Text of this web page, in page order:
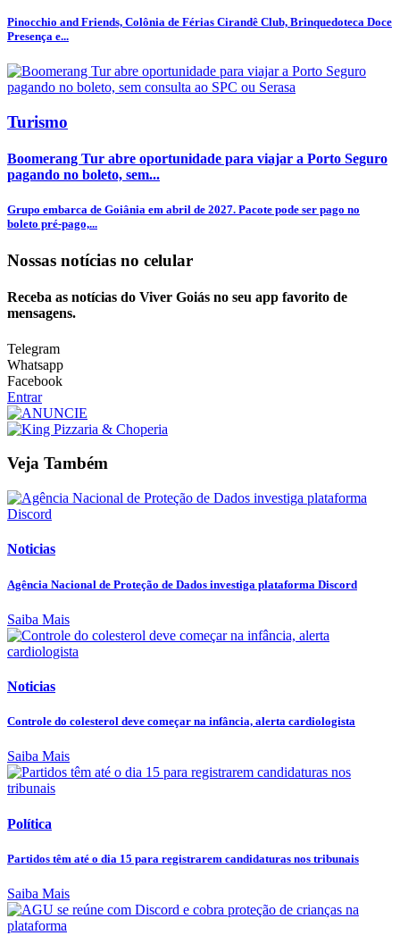
Pinocchio and Friends, Colônia de Férias Cirandê Club, Brinquedoteca Doce
Presença e...
Turismo
Boomerang Tur abre oportunidade para viajar a Porto Seguro
pagando no boleto, sem...
Grupo embarca de Goiânia em abril de 2027. Pacote pode ser pago no
boleto pré-pago,...
Nossas notícias no celular
Receba as notícias do Viver Goiás no seu app favorito de
mensagens.
Telegram
Whatsapp
Facebook
Entrar
Veja Também
Noticias
Agência Nacional de Proteção de Dados investiga plataforma Discord
Saiba Mais
Noticias
Controle do colesterol deve começar na infância, alerta cardiologista
Saiba Mais
Política
Partidos têm até o dia 15 para registrarem candidaturas nos tribunais
Saiba Mais